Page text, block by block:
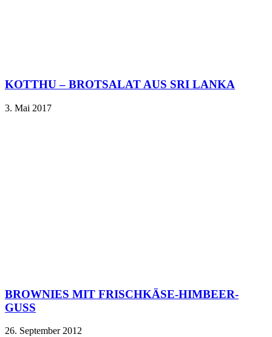
KOTTHU – BROTSALAT AUS SRI LANKA
3. Mai 2017
BROWNIES MIT FRISCHKÄSE-HIMBEER-
GUSS
26. September 2012